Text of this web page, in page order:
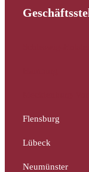
Flensburg
Lübeck
Neumünster